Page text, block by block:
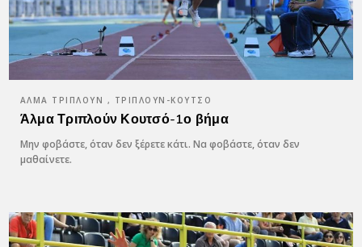
ΆΛΜΑ ΤΡΙΠΛΟΎΝ , ΤΡΙΠΛΟΎΝ-ΚΟΥΤΣΌ
Άλμα Τριπλούν Κουτσό-1ο βήμα
Μην φοβάστε, όταν δεν ξέρετε κάτι. Να φοβάστε, όταν δεν
μαθαίνετε.